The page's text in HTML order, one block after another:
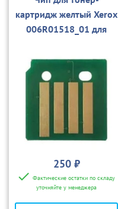
картридж желтый Xerox
006R01518_01 для
7556
250 ₽
Фактические остатки по складу
уточняйте у менеджера